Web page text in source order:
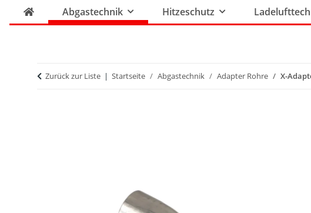
Abgastechnik Hitzeschutz
Zurück zur Liste Startseite Abgastechnik Adapter Rohre X-